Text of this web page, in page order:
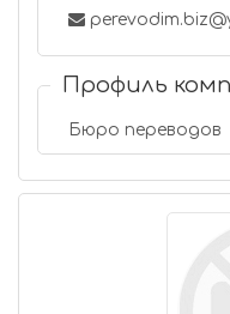
Профиль
Бюро переводов